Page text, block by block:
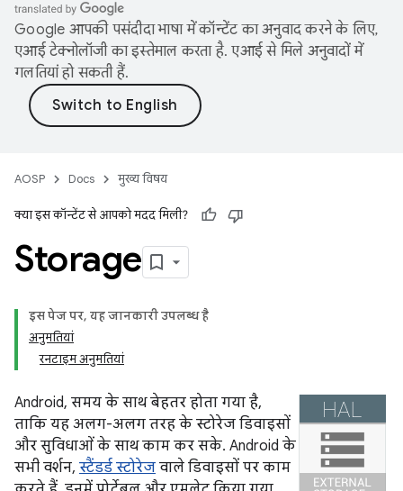
Google आपकी पसंदीदा भाषा में कॉन्टेंट का अनुवाद करने के लिए,
एआई टेक्नोलॉजी का इस्तेमाल करता है. एआई से मिले अनुवादों में
गलतियां हो सकती हैं.
AOSP Docs मुख्य विषय
क्या इस कॉन्टेंट से आपको मदद मिली?
Storage
इस पेज पर, यह जानकारी उपलब्ध है
अनुमतियां
रनटाइम अनुमतियां
Android, समय के साथ बेहतर होता गया है,
ताकि यह अलग-अलग तरह के स्टोरेज डिवाइसों
और सुविधाओं के साथ काम कर सके. Android के
सभी वर्शन, स्टैंडर्ड स्टोरेज वाले डिवाइसों पर काम